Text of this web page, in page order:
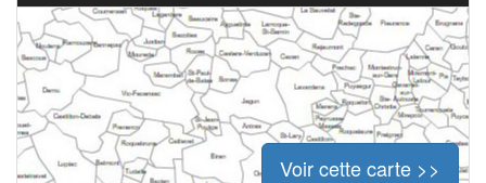
Voir cette carte >>